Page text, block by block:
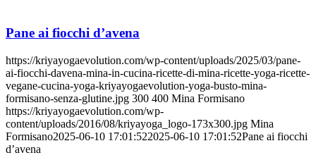
Pane ai fiocchi d’avena
https://kriyayogaevolution.com/wp-content/uploads/2025/03/pane-
ai-fiocchi-davena-mina-in-cucina-ricette-di-mina-ricette-yoga-ricette-
vegane-cucina-yoga-kriyayogaevolution-yoga-busto-mina-
formisano-senza-glutine.jpg 300 400 Mina Formisano
https://kriyayogaevolution.com/wp-
content/uploads/2016/08/kriyayoga_logo-173x300.jpg Mina
Formisano2025-06-10 17:01:522025-06-10 17:01:52Pane ai fiocchi
d’avena